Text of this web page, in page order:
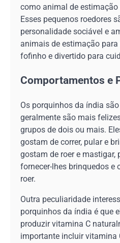
como animal de
Esses pequenos roedores
personalidade sociável e
animais de estimação
fofinho e divertido para
Comportamentos e
Os porquinhos da índia
geralmente são mais
grupos de dois ou mais.
gostam de correr, pular e
gostam de roer e mastigar,
fornecer-lhes brinquedos e
roer.
Outra peculiaridade
porquinhos da índia é que
produzir vitamina C
importante incluir vitamina